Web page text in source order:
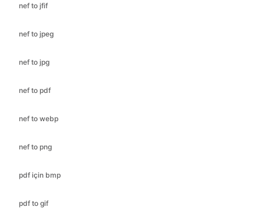
nef to jfif
nef to jpeg
nef to jpg
nef to pdf
nef to webp
nef to png
pdf için bmp
pdf to gif